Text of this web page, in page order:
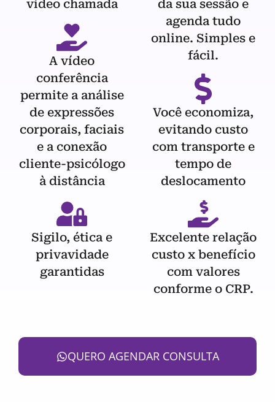
vídeo chamada
A vídeo
conferência
permite a análise
de expressões
corporais, faciais
e a conexão
cliente-psicólogo
à distância
Sigilo, ética e
privavidade
garantidas
da sua sessão e
agenda tudo
online. Simples e
fácil.
Você economiza,
evitando custo
com transporte e
tempo de
deslocamento
Excelente relação
custo x benefício
com valores
conforme o CRP.
QUERO AGENDAR CONSULTA